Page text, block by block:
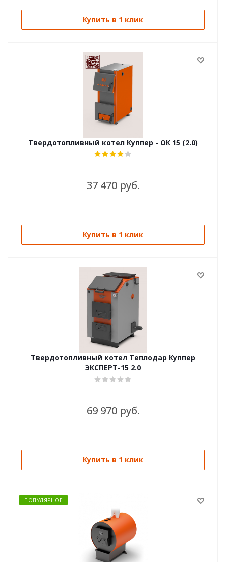
Купить в 1 клик
Твердотопливный котел Куппер - ОК 15 (2.0)
37 470 руб.
Купить в 1 клик
Твердотопливный котел Теплодар Куппер
ЭКСПЕРТ-15 2.0
69 970 руб.
Купить в 1 клик
ПОПУЛЯРНОЕ